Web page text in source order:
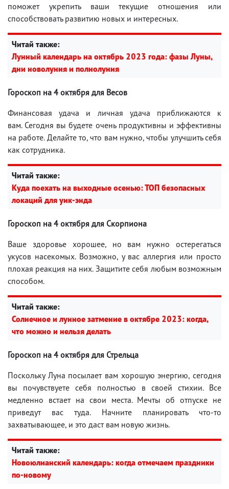
поможет укрепить ваши текущие отношения или
способствовать развитию новых и интересных.
Читай также:
Лунный календарь на октябрь 2023 года: фазы Луны,
дни новолуния и полнолуния
Гороскоп на 4 октября для Весов
Финансовая удача и личная удача приближаются к
вам. Сегодня вы будете очень продуктивны и эффективны
на работе. Делайте то, что вам нужно, чтобы улучшить себя
как сотрудника.
Читай также:
Куда поехать на выходные осенью: ТОП безопасных
локаций для уик-энда
Гороскоп на 4 октября для Скорпиона
Ваше здоровье хорошее, но вам нужно остерегаться
укусов насекомых. Возможно, у вас аллергия или просто
плохая реакция на них. Защитите себя любым возможным
способом.
Читай также:
Солнечное и лунное затмение в октябре 2023: когда,
что можно и нельзя делать
Гороскоп на 4 октября для Стрельца
Поскольку Луна посылает вам хорошую энергию, сегодня
вы почувствуете себя полностью в своей стихии. Все
медленно встает на свои места. Мечты об отпуске не
приведут вас туда. Начните планировать что-то
захватывающее, и это даст вам новую жизнь.
Читай также:
Новоюлианский календарь: когда отмечаем праздники
по-новому